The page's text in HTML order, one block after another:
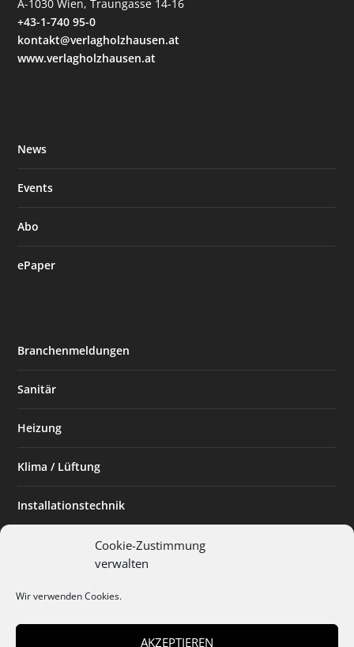
Cookie-Zustimmung
verwalten
Wir verwenden Cookies.
AKZEPTIEREN
A-1030 Wien, Traungasse 14-16
+43-1-740 95-0
kontakt@verlagholzhausen.at
www.verlagholzhausen.at
News
Events
Abo
ePaper
Branchenmeldungen
Sanitär
Heizung
Klima / Lüftung
Installationstechnik
Planen & Bauen
Installateur des Monats